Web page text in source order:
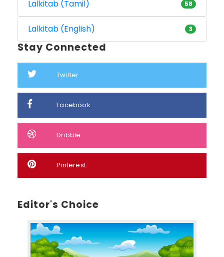
Lalkitab (Tamil) 58
Lalkitab (English) 3
Stay Connected
Twitter
Facebook
Dribble
Pinterest
Editor's Choice